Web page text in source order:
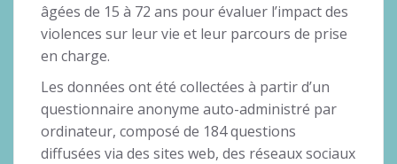
âgées de 15 à 72 ans pour évaluer l’impact des
violences sur leur vie et leur parcours de prise
en charge.
Les données ont été collectées à partir d’un
questionnaire anonyme auto-administré par
ordinateur, composé de 184 questions
diffusées via des sites web, des réseaux sociaux